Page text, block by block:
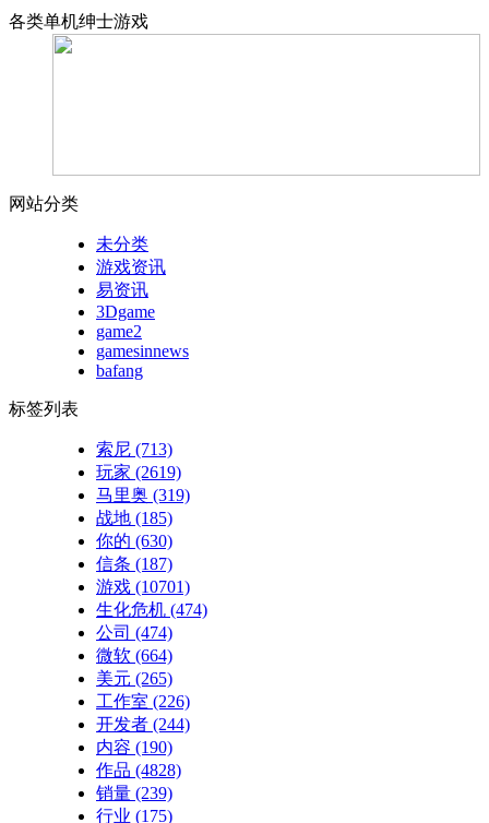
各类单机绅士游戏
网站分类
未分类
游戏资讯
易资讯
3Dgame
game2
gamesinnews
bafang
标签列表
索尼 (713)
玩家 (2619)
马里奥 (319)
战地 (185)
你的 (630)
信条 (187)
游戏 (10701)
生化危机 (474)
公司 (474)
微软 (664)
美元 (265)
工作室 (226)
开发者 (244)
内容 (190)
作品 (4828)
销量 (239)
行业 (175)